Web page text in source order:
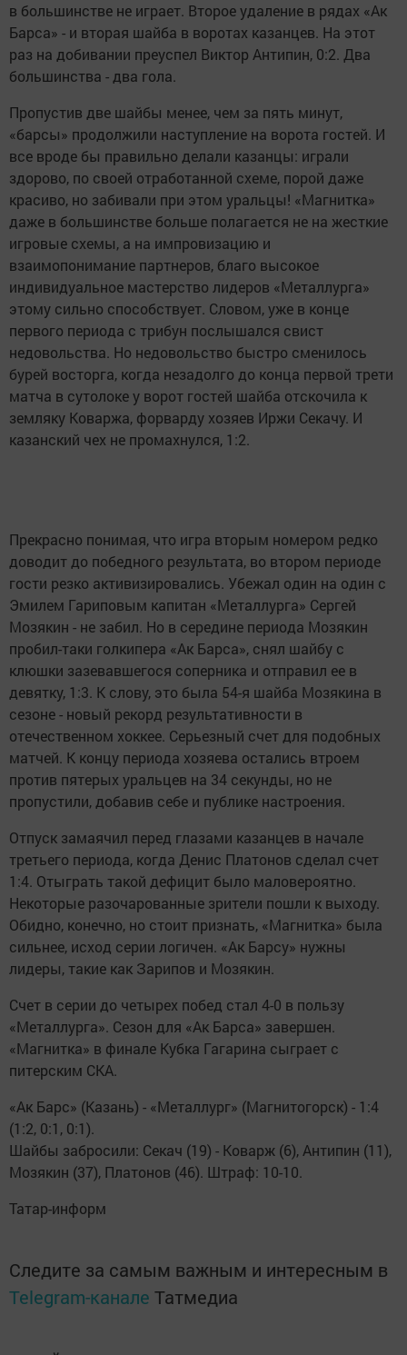
в большинстве не играет. Второе удаление в рядах «Ак
Барса» - и вторая шайба в воротах казанцев. На этот
раз на добивании преуспел Виктор Антипин, 0:2. Два
большинства - два гола.
Пропустив две шайбы менее, чем за пять минут,
«барсы» продолжили наступление на ворота гостей. И
все вроде бы правильно делали казанцы: играли
здорово, по своей отработанной схеме, порой даже
красиво, но забивали при этом уральцы! «Магнитка»
даже в большинстве больше полагается не на жесткие
игровые схемы, а на импровизацию и
взаимопонимание партнеров, благо высокое
индивидуальное мастерство лидеров «Металлурга»
этому сильно способствует. Словом, уже в конце
первого периода с трибун послышался свист
недовольства. Но недовольство быстро сменилось
бурей восторга, когда незадолго до конца первой трети
матча в сутолоке у ворот гостей шайба отскочила к
земляку Коваржа, форварду хозяев Иржи Секачу. И
казанский чех не промахнулся, 1:2.
Прекрасно понимая, что игра вторым номером редко
доводит до победного результата, во втором периоде
гости резко активизировались. Убежал один на один с
Эмилем Гариповым капитан «Металлурга» Сергей
Мозякин - не забил. Но в середине периода Мозякин
пробил-таки голкипера «Ак Барса», снял шайбу с
клюшки зазевавшегося соперника и отправил ее в
девятку, 1:3. К слову, это была 54-я шайба Мозякина в
сезоне - новый рекорд результативности в
отечественном хоккее. Серьезный счет для подобных
матчей. К концу периода хозяева остались втроем
против пятерых уральцев на 34 секунды, но не
пропустили, добавив себе и публике настроения.
Отпуск замаячил перед глазами казанцев в начале
третьего периода, когда Денис Платонов сделал счет
1:4. Отыграть такой дефицит было маловероятно.
Некоторые разочарованные зрители пошли к выходу.
Обидно, конечно, но стоит признать, «Магнитка» была
сильнее, исход серии логичен. «Ак Барсу» нужны
лидеры, такие как Зарипов и Мозякин.
Счет в серии до четырех побед стал 4-0 в пользу
«Металлурга». Сезон для «Ак Барса» завершен.
«Магнитка» в финале Кубка Гагарина сыграет с
питерским СКА.
«Ак Барс» (Казань) - «Металлург» (Магнитогорск) - 1:4
(1:2, 0:1, 0:1).
Шайбы забросили: Секач (19) - Коварж (6), Антипин (11),
Мозякин (37), Платонов (46). Штраф: 10-10.
Татар-информ
Следите за самым важным и интересным в
Telegram-канале Татмедиа